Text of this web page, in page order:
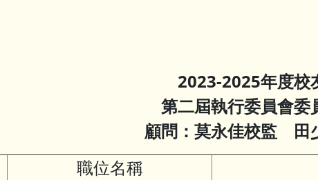
2023-2025年度校
第二屆執行委員會委
顧問：莫永佳校監田
職位名稱